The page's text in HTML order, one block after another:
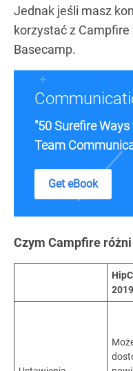
Jednak jeśli masz
korzystać z
Basecamp.
"50 Surefire
Team
Get eBook
Czym Campfire